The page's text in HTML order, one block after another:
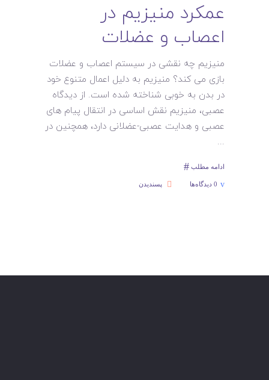
عمکرد منیزیم در
اعصاب و عضلات
منیزیم چه نقشی در سیستم اعصاب و عضلات
بازی می کند؟ منیزیم به دلیل اعمال متنوع خود
در بدن به خوبی شناخته شده است. از دیدگاه
عصبی، منیزیم نقش اساسی در انتقال پیام های
عصبی و هدایت عصبی-عضلانی دارد، همچنین در
ادامه مطلب
0 دیدگاه‌ها پسندیدن